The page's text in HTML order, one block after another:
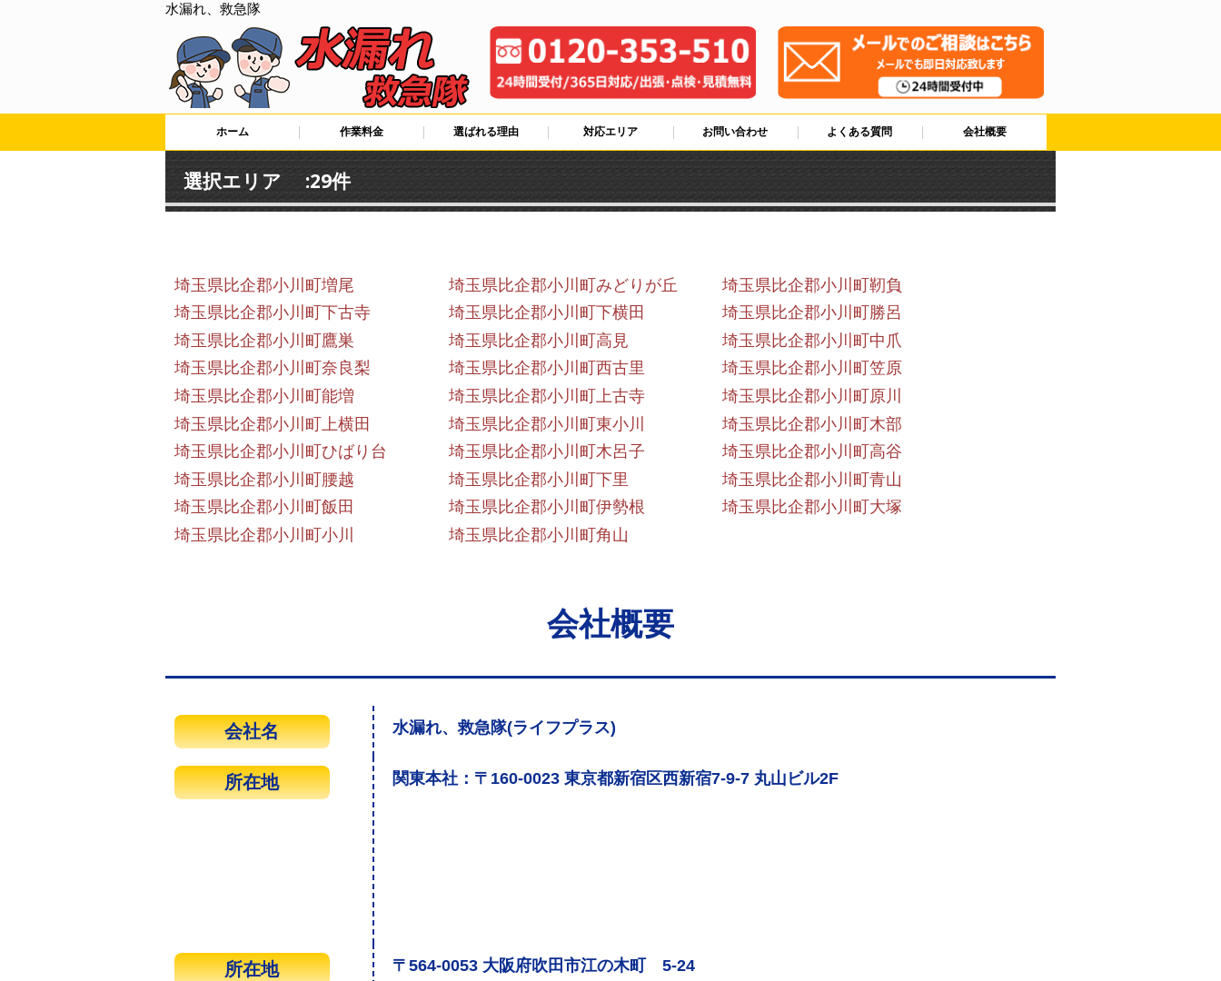
水漏れ、救急隊
ホーム 作業料金 選ばれる理由 対応エリア お問い合わせ よくある質問 会社概要
選択エリア :29件
埼玉県比企郡小川町増尾 埼玉県比企郡小川町みどりが丘
埼玉県比企郡小川町靭負
埼玉県比企郡小川町下古寺
埼玉県比企郡小川町下横田
埼玉県比企郡小川町勝呂
埼玉県比企郡小川町鷹巣
埼玉県比企郡小川町高見
埼玉県比企郡小川町中爪
埼玉県比企郡小川町奈良梨
埼玉県比企郡小川町西古里
埼玉県比企郡小川町笠原
埼玉県比企郡小川町能増
埼玉県比企郡小川町上古寺
埼玉県比企郡小川町原川
埼玉県比企郡小川町上横田
埼玉県比企郡小川町東小川
埼玉県比企郡小川町木部
埼玉県比企郡小川町ひばり台
埼玉県比企郡小川町木呂子
埼玉県比企郡小川町高谷
埼玉県比企郡小川町腰越
埼玉県比企郡小川町下里
埼玉県比企郡小川町青山
埼玉県比企郡小川町飯田
埼玉県比企郡小川町伊勢根
埼玉県比企郡小川町大塚
埼玉県比企郡小川町小川
埼玉県比企郡小川町角山
会社概要
会社名 水漏れ、救急隊(ライフプラス)
所在地 関東本社：〒160-0023 東京都新宿区西新宿7-9-7 丸山ビル2F
所在地 〒564-0053 大阪府吹田市江の木町 5-24